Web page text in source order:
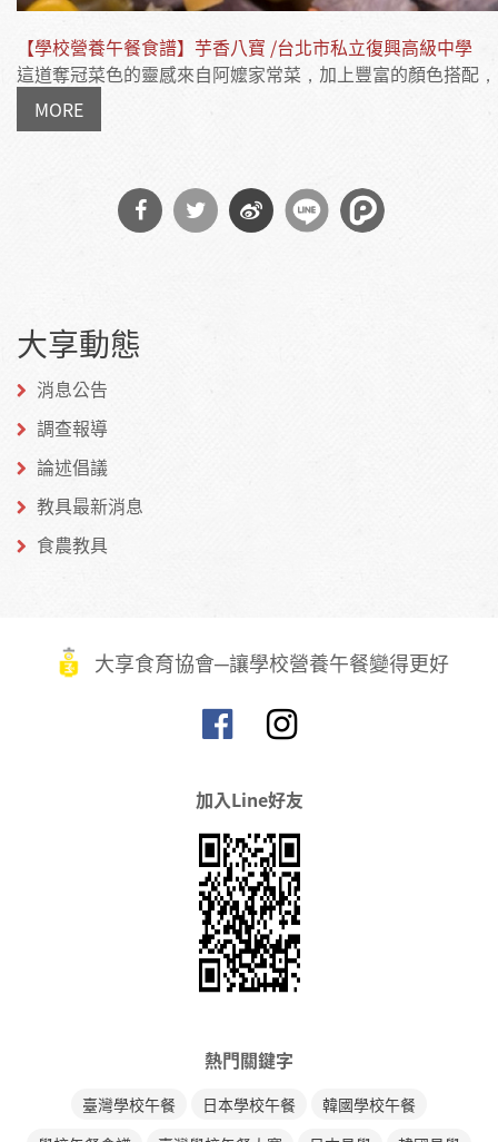
【學校營養午餐食譜】芋香八寶 /台北市私立復興高級中學
這道奪冠菜色的靈感來自阿嬤家常菜，加上豐富的顏色搭配
MORE
Facebook
大享動態
消息公告
調查報導
論述倡議
教具最新消息
食農教具
大享食育協會─讓學校營養午餐變得更好
加入Line好友
熱門關鍵字
臺灣學校午餐 日本學校午餐
韓國學校午餐